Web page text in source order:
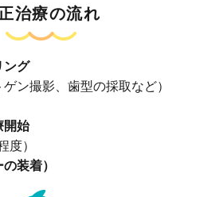
治療の流れ
ング
ゲン撮影、歯型の採取など）
開始
度）
装着）